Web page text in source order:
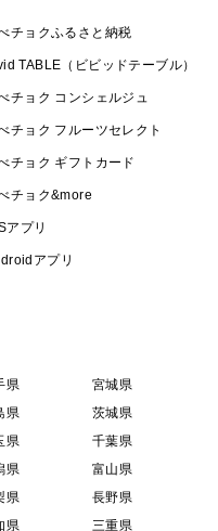
チョクふるさと納税
TABLE（ビビッドテーブル）
チョク コンシェルジュ
チョク フルーツセレクト
チョク ギフトカード
チョク&more
アプリ
アプリ
県
宮城県
県
茨城県
県
千葉県
県
富山県
県
長野県
県 三重県